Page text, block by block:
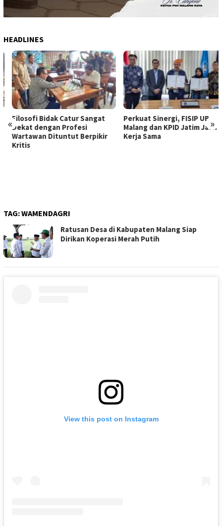
HEADLINES
« »
Filosofi Bidak Catur Sangat
Dekat dengan Profesi
Wartawan Dituntut Berpikir
Kritis
Perkuat Sinergi, FISIP UB
Malang dan KPID Jatim Jalin
Kerja Sama
TAG:WAMENDAGRI
Ratusan Desa di Kabupaten Malang Siap
Dirikan Koperasi Merah Putih
View this post on Instagram